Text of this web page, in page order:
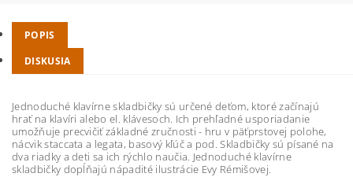
POPIS
DISKUSIA
Jednoduché klavírne skladbičky sú určené deťom, ktoré začínajú
hrať na klavíri alebo el. klávesoch. Ich prehľadné usporiadanie
umožňuje precvičiť základné zručnosti - hru v päťprstovej polohe,
nácvik staccata a legata, basový kľúč a pod. Skladbičky sú písané na
dva riadky a deti sa ich rýchlo naučia. Jednoduché klavírne
skladbičky dopĺňajú nápadité ilustrácie Evy Rémišovej.